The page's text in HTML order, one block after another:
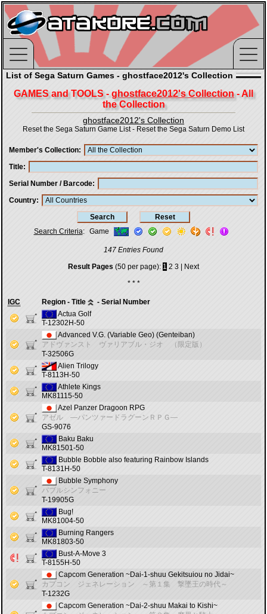
List of Sega Saturn Games - ghostface2012's Collection
GAMES and TOOLS - ghostface2012's Collection- All
the Collection
ghostface2012's Collection
Reset the Sega Saturn Game List- Reset the Sega Saturn Demo List
Member's Collection
Title
Serial Number / Barcode
Country
Search Criteria: Game
147 Entries Found
Result Pages (50 per page): 1 2 3
Next
* * *
IGC Region - Title
- Serial Number
Actua Golf
T-12302H-50
Advanced V.G. (Variable Geo) (Genteiban)
アドヴァンスト ヴァリアブル・ジオ （限定版）
T-32506G
Alien Trilogy
T-8113H-50
Athlete Kings
MK81115-50
Azel Panzer Dragoon RPG
アゼル ―パンツァードラグーンＲＰＧ―
GS-9076
Baku Baku
MK81501-50
Bubble Bobble also featuring Rainbow Islands
T-8131H-50
Bubble Symphony
バブルシンフォニー
T-19905G
Bug!
MK81004-50
Burning Rangers
MK81803-50
Bust-A-Move 3
T-8155H-50
Capcom Generation ~Dai-1-shuu Gekitsuiou no Jidai~
カプコン ジェネレーション ～第１集 撃墜王の時代～
T-1232G
Capcom Generation ~Dai-2-shuu Makai to Kishi~